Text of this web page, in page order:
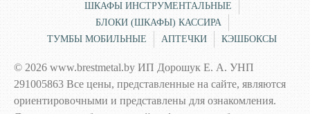
ШКАФЫ ИНСТРУМЕНТАЛЬНЫЕ
БЛОКИ (ШКАФЫ) КАССИРА
ТУМБЫ МОБИЛЬНЫЕ
АПТЕЧКИ КЭШБОКСЫ
© 2026 www.brestmetal.by ИП Дорошук Е. А. УНП
291005863 Все цены, представленные на сайте, являются
ориентировочными и представлены для ознакомления.